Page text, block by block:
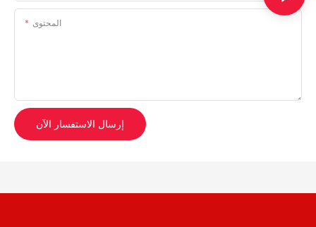
المحتوى
إرسال الاستفسار الآن